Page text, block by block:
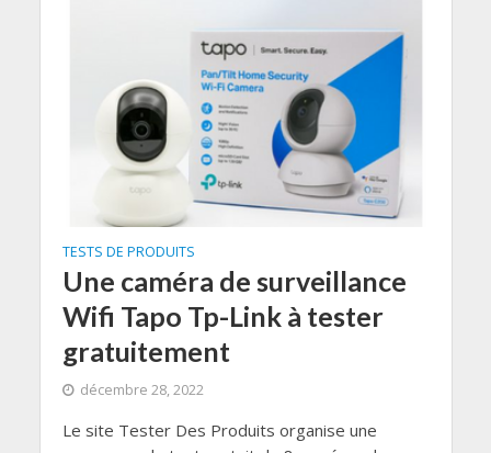
TESTS DE PRODUITS
Une caméra de surveillance
Wifi Tapo Tp-Link à tester
gratuitement
décembre 28, 2022
Le site Tester Des Produits organise une